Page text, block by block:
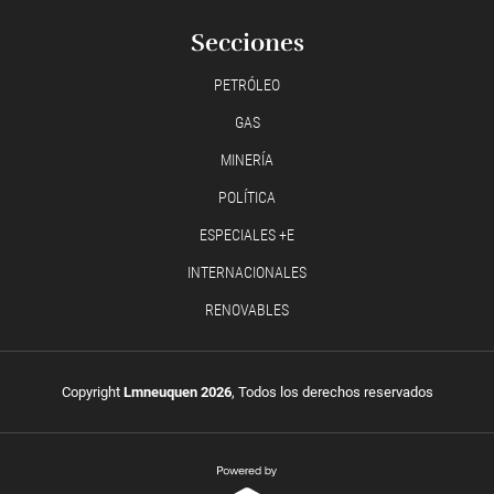
Secciones
PETRÓLEO
GAS
MINERÍA
POLÍTICA
ESPECIALES +E
INTERNACIONALES
RENOVABLES
Copyright Lmneuquen 2026, Todos los derechos reservados